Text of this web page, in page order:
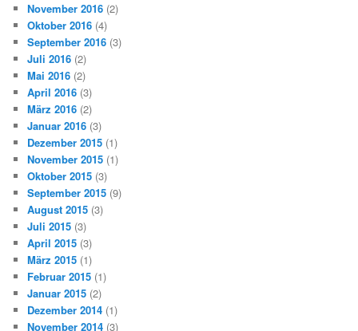
November 2016 (2)
Oktober 2016 (4)
September 2016 (3)
Juli 2016 (2)
Mai 2016 (2)
April 2016 (3)
März 2016 (2)
Januar 2016 (3)
Dezember 2015 (1)
November 2015 (1)
Oktober 2015 (3)
September 2015 (9)
August 2015 (3)
Juli 2015 (3)
April 2015 (3)
März 2015 (1)
Februar 2015 (1)
Januar 2015 (2)
Dezember 2014 (1)
November 2014 (3)